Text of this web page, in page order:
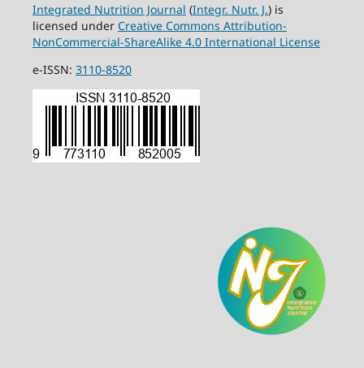
Integrated Nutrition Journal (Integr. Nutr. J.) is
licensed under Creative Commons Attribution-
NonCommercial-ShareAlike 4.0 International License
e-ISSN: 3110-8520